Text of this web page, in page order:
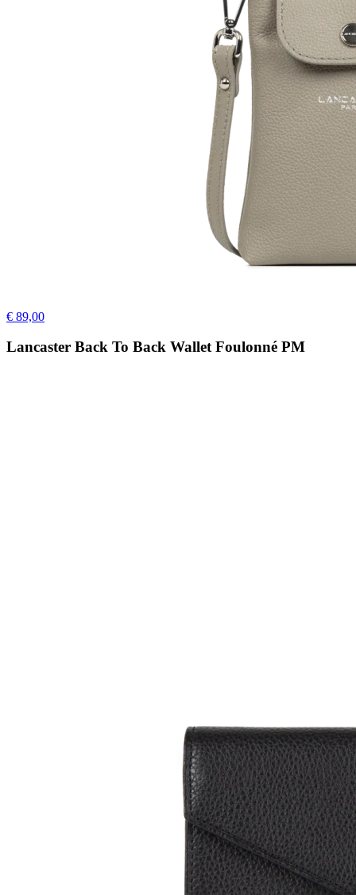
€ 89,00
Lancaster Back To Back Wallet Foulonné PM